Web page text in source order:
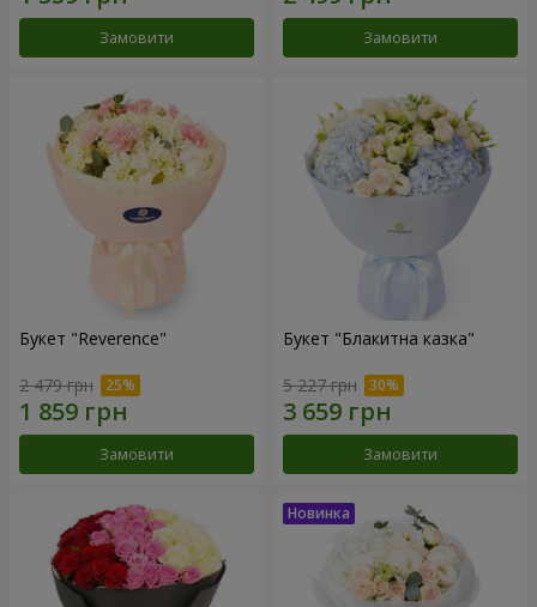
Замовити Замовити
Букет "Reverence"
2 479 грн
Замовити
Букет "Блакитна казка"
5 227 грн
Замовити